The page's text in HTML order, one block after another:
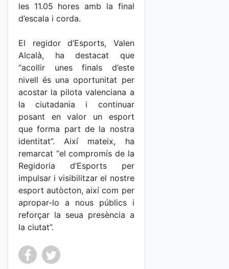
les 11.05 hores amb la final
d’escala i corda.
El regidor d’Esports, Valen
Alcalà, ha destacat que
“acollir unes finals d’este
nivell és una oportunitat per
acostar la pilota valenciana a
la ciutadania i continuar
posant en valor un esport
que forma part de la nostra
identitat”. Així mateix, ha
remarcat “el compromís de la
Regidoria d’Esports per
impulsar i visibilitzar el nostre
esport autòcton, així com per
apropar-lo a nous públics i
reforçar la seua presència a
la ciutat”.